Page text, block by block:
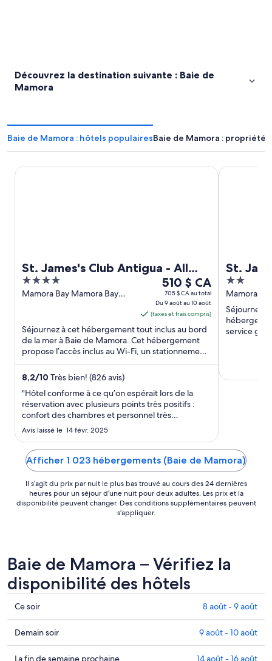
Découvrez la destination suivante : Baie de
Mamora
Baie de Mamora : hôtels populairesBaie de Mamora : propriétés
St. James's Club Antigua - All
Inclusive
4
out
Mamora Bay Mamora Bay
Le
prix
est
de 510 $ CA
par
nuit
du 9
août
510 $ CA
705 $ CA au total
Du 9 août au 10 août
(taxes et frais compris)
Séjournez à cet hébergement tout inclus au bord
de la mer à Baie de Mamora. Cet hébergement
propose l’accès inclus au Wi-Fi, un stationnement
libre-service gratuit ...
8,2/10 Très bien! (826 avis)
"Hôtel conforme à ce qu’on espérait lors de la
réservation avec plusieurs points très positifs :
confort des chambres et personnel très
professionnel hyper réactif toujours de bonne
l’hôtel mais à l’environnement. La presqu’île où se
trouve l hotel a ..."
Avis laissé le 14 févr. 2025
St. James's Club Antigua - All Inclusive
St.
2
out
of
5
Mamora
Saint Paul
Séjournez
service
St. Jamess
Afficher 1 023 hébergements (Baie de Mamora)
Il s’agit du prix par nuit le plus bas trouvé au cours des 24 dernières
heures pour un séjour d’une nuit pour deux adultes. Les prix et la
disponibilité peuvent changer. Des conditions supplémentaires peuvent
s’appliquer.
Baie de Mamora – Vérifiez la
disponibilité des hôtels
Consultez
les
prix
à Baie
de
Ce soir 8 août - 9 août
Consulter
les
prix
Demain soir 9 août - 10 août
La fin de semaine prochaine 14 août - 16 août